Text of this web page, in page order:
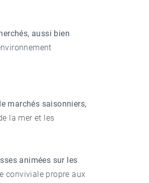
aussi bien
marchés saisonniers,
la mer et les
animées sur les
conviviale propre aux